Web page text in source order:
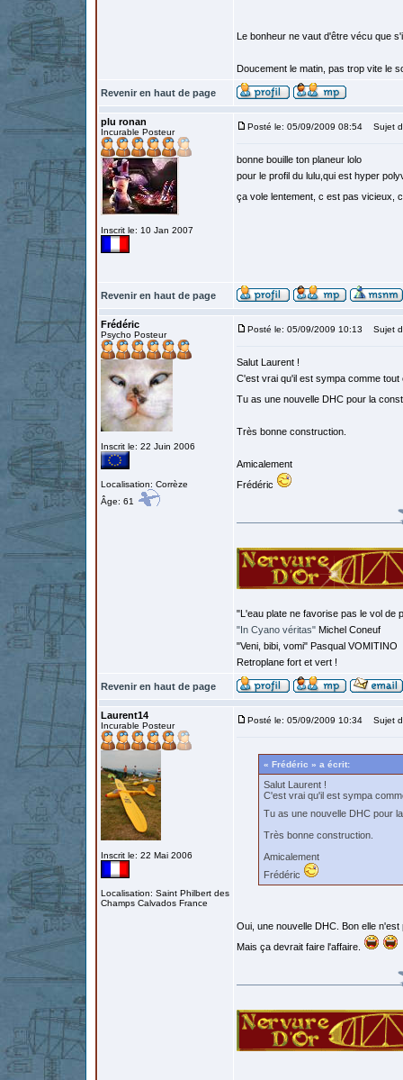
Le bonheur ne vaut d'être vécu que
Doucement le matin, pas trop vite le
Revenir en haut de page
plu ronan
Incurable Posteur
Inscrit le: 10 Jan 2007
Posté le: 05/09/2009 08:54 Sujet
bonne bouille ton planeur lolo
pour le profil du lulu,qui est hyper
ça vole lentement, c est pas vicieux,
Revenir en haut de page
Frédéric
Psycho Posteur
Inscrit le: 22 Juin 2006
Localisation: Corrèze
Âge: 61
Posté le: 05/09/2009 10:13 Sujet
Salut Laurent !
C'est vrai qu'il est sympa comme tout
Tu as une nouvelle DHC pour la
Très bonne construction.
Amicalement
Frédéric
"L'eau plate ne favorise pas le vol de
"In Cyano véritas" Michel Coneuf
"Veni, bibi, vomi" Pasqual VOMITINO
Retroplane fort et vert !
Revenir en haut de page
Laurent14
Incurable Posteur
Inscrit le: 22 Mai 2006
Localisation: Saint Philbert des
Champs Calvados France
Posté le: 05/09/2009 10:34 Sujet
« Frédéric » a écrit:
Salut Laurent !
C'est vrai qu'il est sympa
Tu as une nouvelle DHC pour
Très bonne construction.
Amicalement
Frédéric
Oui, une nouvelle DHC. Bon elle
Mais ça devrait faire l'affaire.